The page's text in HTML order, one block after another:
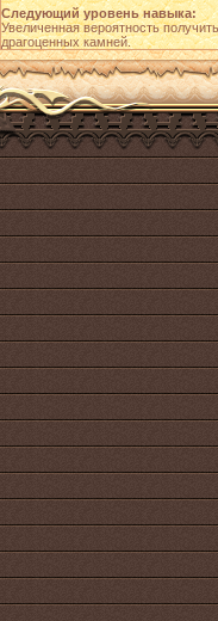
Следующий уровень навыка:
Увеличенная вероятность
драгоценных камней.